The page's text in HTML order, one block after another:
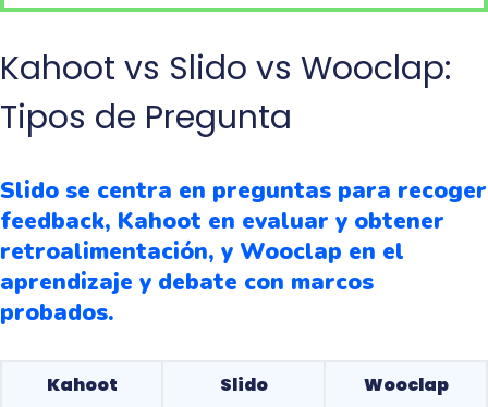
Kahoot vs Slido vs Wooclap:
Tipos de Pregunta
Slido se centra en preguntas para recoger
feedback, Kahoot en evaluar y obtener
retroalimentación, y Wooclap en el
aprendizaje y debate con marcos
probados.
Kahoot Slido
Wooclap